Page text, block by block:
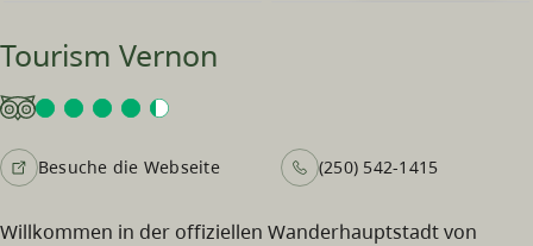
Tourism Vernon
Besuche die Webseite (250) 542-1415
Willkommen in der offiziellen Wanderhauptstadt von